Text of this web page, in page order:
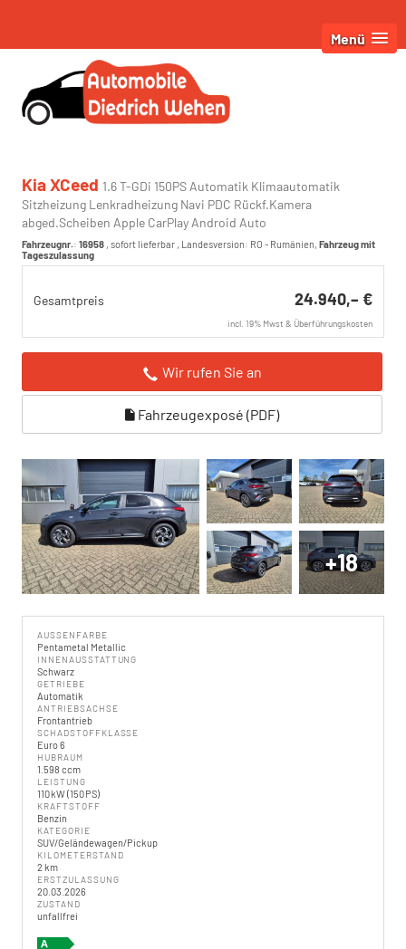
Menü
Kia XCeed 1.6 T-GDi 150PS Automatik Klimaautomatik
Sitzheizung Lenkradheizung Navi PDC Rückf.Kamera
abged.Scheiben Apple CarPlay Android Auto
Fahrzeugnr.: 16958 , sofort lieferbar , Landesversion: RO - Rumänien, Fahrzeug mit
Tageszulassung
Gesamtpreis 24.940,– €
incl. 19% Mwst & Überführungskosten
Wir rufen Sie an
Fahrzeugexposé (PDF)
+18
AUSSENFARBE
Pentametal Metallic
INNENAUSSTATTUNG
Schwarz
GETRIEBE
Automatik
ANTRIEBSACHSE
Frontantrieb
SCHADSTOFFKLASSE
Euro 6
HUBRAUM
1.598 ccm
LEISTUNG
110 kW (150 PS)
KRAFTSTOFF
Benzin
KATEGORIE
SUV/Geländewagen/Pickup
KILOMETERSTAND
2 km
ERSTZULASSUNG
20.03.2026
ZUSTAND
unfallfrei